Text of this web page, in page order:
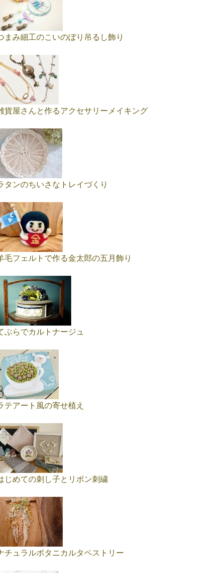
まみ細工のこいのぼり吊るし飾り
貨屋さんと作るアクセサリーメイキング
タンのちいさなトレイづくり
毛フェルトで作る金太郎の五月飾り
ぶらでカルトナージュ
テアート風の寄せ植え
じめての刺し子とリボン刺繍
チュラルボタニカルタペストリー